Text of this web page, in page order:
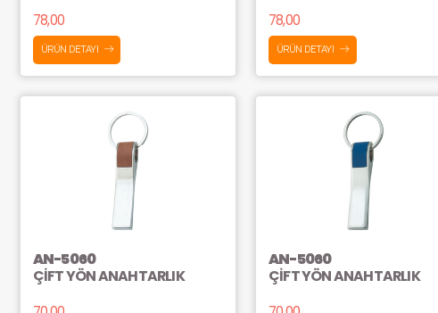
78,00
ÜRÜN DETAYI
78,00
ÜRÜN DETAYI
AN-5060
ÇİFT YÖN ANAHTARLIK
AN-5060
ÇİFT YÖN ANAHTARLIK